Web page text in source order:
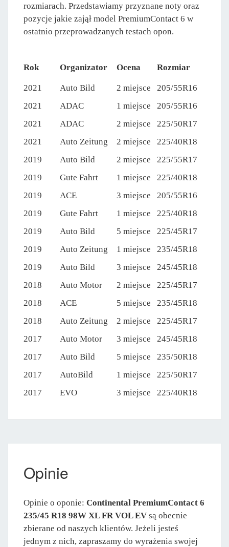
rozmiarach. Przedstawiamy przyznane noty oraz
pozycje jakie zajął model PremiumContact 6 w
ostatnio przeprowadzanych testach opon.
Rok Organizator Ocena Rozmiar
2021 Auto Bild 2 miejsce
205/55R16
2021
ADAC 1 miejsce
205/55R16
2021
ADAC 2 miejsce
225/50R17
2021
Auto Zeitung 2 miejsce
225/40R18
2019
Auto Bild 2 miejsce
225/55R17
2019
Gute Fahrt 1 miejsce
225/40R18
2019
ACE 3 miejsce
205/55R16
2019
Gute Fahrt 1 miejsce
225/40R18
2019
Auto Bild 5 miejsce
225/45R17
2019
Auto Zeitung 1 miejsce
235/45R18
2019
Auto Bild 3 miejsce
245/45R18
2018
Auto Motor 2 miejsce
225/45R17
2018
ACE 5 miejsce
235/45R18
2018
Auto Zeitung 2 miejsce
225/45R17
2017
Auto Motor 3 miejsce
245/45R18
2017
Auto Bild 5 miejsce
235/50R18
2017
AutoBild 1 miejsce
225/50R17
2017
EVO 3 miejsce 225/40R18
Opinie
Opinie o oponie: Continental PremiumContact 6
235/45 R18 98W XL FR VOL EV są obecnie
zbierane od naszych klientów. Jeżeli jesteś
jednym z nich, zapraszamy do wyrażenia swojej